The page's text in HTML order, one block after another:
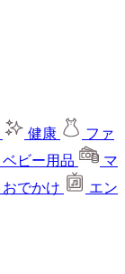
健康
ファ
ベビー用品
マ
おでかけ
エン